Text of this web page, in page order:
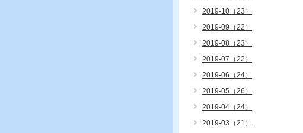
2019-10（23）
2019-09（22）
2019-08（23）
2019-07（22）
2019-06（24）
2019-05（26）
2019-04（24）
2019-03（21）